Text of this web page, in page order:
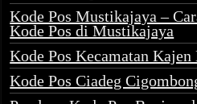
Kode Pos Mustikajaya –
Kode Pos di Mustikajaya
Kode Pos Kecamatan Kajen
Kode Pos Ciadeg